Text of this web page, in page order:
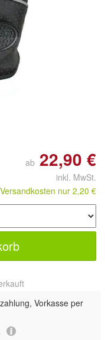
ab 22,90 €
inkl. MwSt.
Versandkosten nur 2,20 €
Vorkasse per